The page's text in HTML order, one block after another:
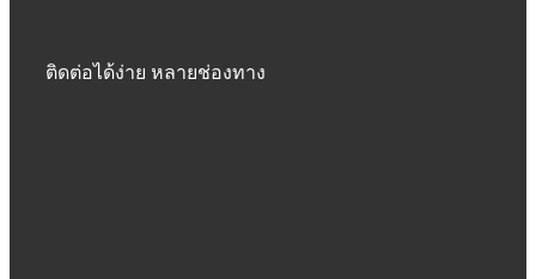
ติดต่อได้ง่าย หลายช่องทาง